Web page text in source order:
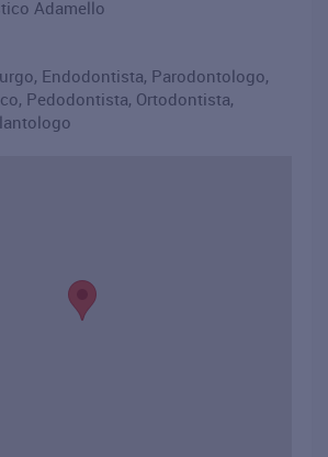
Adamello
Endodontista, Parodontologo,
Pedodontista, Ortodontista,